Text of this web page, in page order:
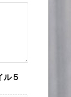
ル５